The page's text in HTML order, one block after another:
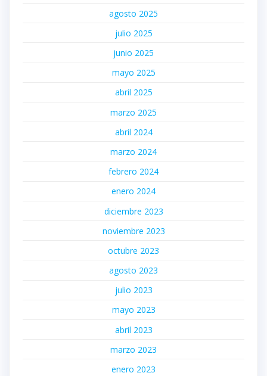
agosto 2025
julio 2025
junio 2025
mayo 2025
abril 2025
marzo 2025
abril 2024
marzo 2024
febrero 2024
enero 2024
diciembre 2023
noviembre 2023
octubre 2023
agosto 2023
julio 2023
mayo 2023
abril 2023
marzo 2023
enero 2023